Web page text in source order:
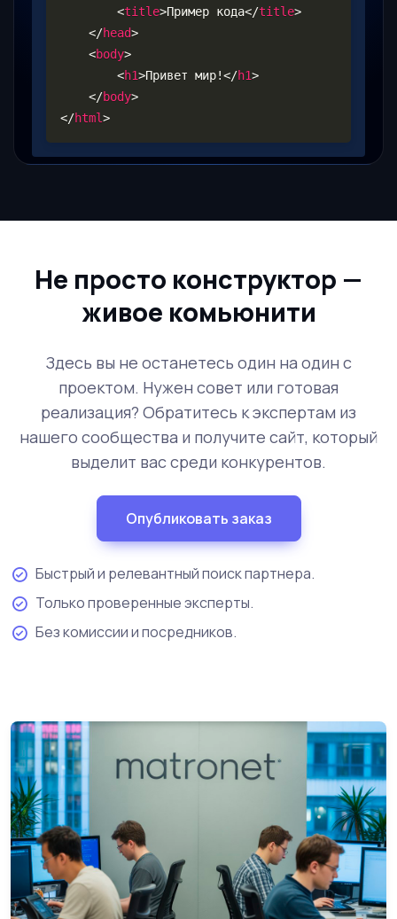
<title>Пример кода</title>
</head>
<body>
<h1>Привет мир!</h1>
</body>
</html>
Не просто конструктор —
живое комьюнити
Здесь вы не останетесь один на один с
проектом. Нужен совет или готовая
реализация? Обратитесь к экспертам из
нашего сообщества и получите сайт, который
выделит вас среди конкурентов.
Опубликовать заказ
Быстрый и релевантный поиск партнера.
Только проверенные эксперты.
Без комиссии и посредников.